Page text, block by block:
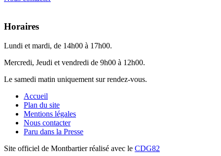
Horaires
Lundi et mardi, de 14h00 à 17h00.
Mercredi, Jeudi et vendredi de 9h00 à 12h00.
Le samedi matin uniquement sur rendez-vous.
Accueil
Plan du site
Mentions légales
Nous contacter
Paru dans la Presse
Site officiel de Montbartier réalisé avec le CDG82